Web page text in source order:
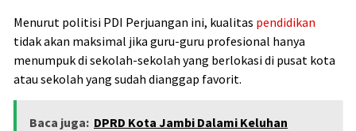
Menurut politisi PDI Perjuangan ini, kualitas pendidikan
tidak akan maksimal jika guru-guru profesional hanya
menumpuk di sekolah-sekolah yang berlokasi di pusat kota
atau sekolah yang sudah dianggap favorit.
Baca juga: DPRD Kota Jambi Dalami Keluhan